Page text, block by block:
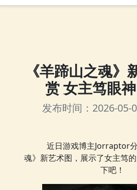
《羊蹄山之魂》
赏 女主笃眼
发布时间：2026-05-
近日游戏博主Jorraptor
魂》新艺术图，展示了女主笃
下吧！